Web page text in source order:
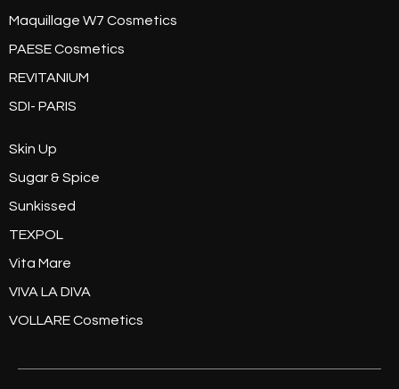
Maquillage W7 Cosmetics
PAESE Cosmetics
REVITANIUM
SDI- PARIS
Skin Up
Sugar & Spice
Sunkissed
TEXPOL
Vita Mare
VIVA LA DIVA
VOLLARE Cosmetics